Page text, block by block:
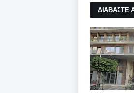
ΔΙΑΒΑΣΤΕ